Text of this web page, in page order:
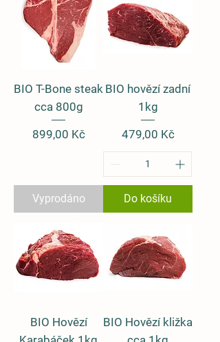
BIO T-Bone steak
cca 800g
Cena
899,00 Kč
Vyprodáno
BIO hovězí zadní
1kg
Cena
479,00 Kč
Do košíku
BIO Hovězí
BIO Hovězí kližka